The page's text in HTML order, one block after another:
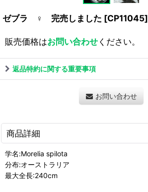
ゼブラ ♀ 完売しました [CP11045]
販売価格はお問い合わせください。
返品特約に関する重要事項
お問い合わせ
商品詳細
学名:Morelia spilota
分布:オーストラリア
最大全長:240cm